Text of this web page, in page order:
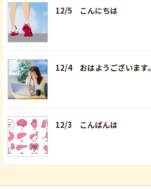
12/5 こんにちは
12/4 おはようございます。
12/3 こんばんは